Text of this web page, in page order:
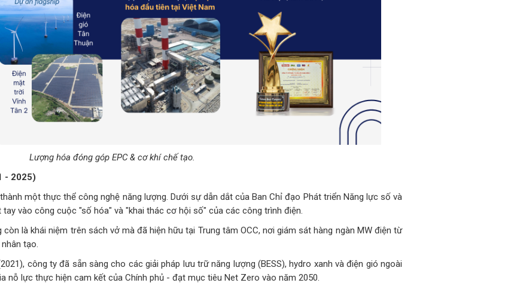
Lượng hóa đóng góp EPC & cơ khí chế tạo.
- 2025)
một thực thể công nghệ năng lượng. Dưới sự dẫn dắt của Ban Chỉ đạo Phát triển Năng lực số và
tay vào công cuộc "số hóa" và "khai thác cơ hội số" của các công trình điện.
là khái niệm trên sách vở mà đã hiện hữu tại Trung tâm OCC, nơi giám sát hàng ngàn MW điện từ
tạo.
công ty đã sẵn sàng cho các giải pháp lưu trữ năng lượng (BESS), hydro xanh và điện gió ngoài
nỗ lực thực hiện cam kết của Chính phủ - đạt mục tiêu Net Zero vào năm 2050.